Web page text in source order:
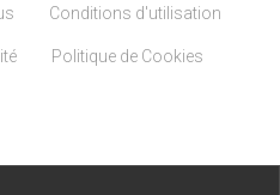
Conditions d'utilisation
Politique de Cookies